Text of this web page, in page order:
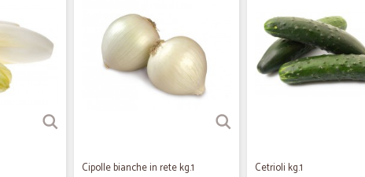
Cipolle bianche in rete kg.1 Cetrioli kg.1